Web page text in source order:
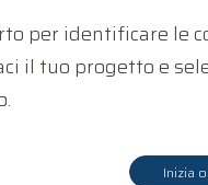
per identificare le
il tuo progetto e
Inizia